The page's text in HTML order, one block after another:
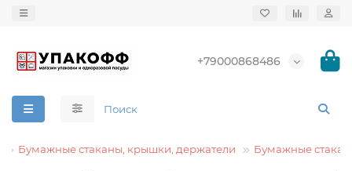
+79000868486
Бумажные стаканы, крышки, держатели Бумажные